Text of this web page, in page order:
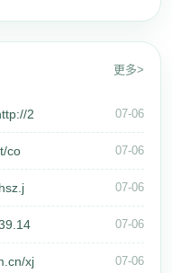
更多>
2 07-06
co 07-06
07-06
07-06
xj 07-06